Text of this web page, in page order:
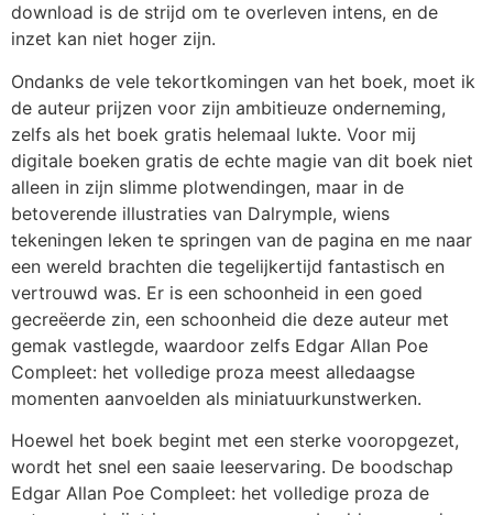
download is de strijd om te overleven intens, en de
inzet kan niet hoger zijn.
Ondanks de vele tekortkomingen van het boek, moet ik
de auteur prijzen voor zijn ambitieuze onderneming,
zelfs als het boek gratis helemaal lukte. Voor mij
digitale boeken gratis de echte magie van dit boek niet
alleen in zijn slimme plotwendingen, maar in de
betoverende illustraties van Dalrymple, wiens
tekeningen leken te springen van de pagina en me naar
een wereld brachten die tegelijkertijd fantastisch en
vertrouwd was. Er is een schoonheid in een goed
gecreëerde zin, een schoonheid die deze auteur met
gemak vastlegde, waardoor zelfs Edgar Allan Poe
Compleet: het volledige proza meest alledaagse
momenten aanvoelden als miniatuurkunstwerken.
Hoewel het boek begint met een sterke vooropgezet,
wordt het snel een saaie leeservaring. De boodschap
Edgar Allan Poe Compleet: het volledige proza de